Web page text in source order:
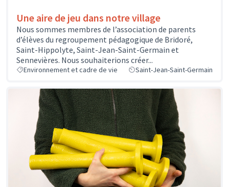
Une aire de jeu dans notre village
Nous sommes membres de l’association de parents
d’élèves du regroupement pédagogique de Bridoré,
Saint-Hippolyte, Saint-Jean-Saint-Germain et
Sennevières. Nous souhaiterions créer...
Environnement et cadre de vie Saint-Jean-Saint-Germain